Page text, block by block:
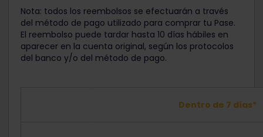
Nota: todos los reembolsos se efectuarán a través
del método de pago utilizado para comprar tu Pase.
El reembolso puede tardar hasta 10 días hábiles en
aparecer en la cuenta original, según los protocolos
del banco y/o del método de pago.
Dentro de 7 días*